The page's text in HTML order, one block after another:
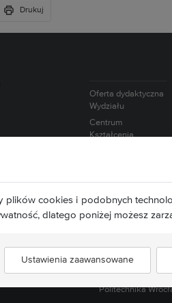
Drukuj
Oferta dydaktyczna
Wydziału
Centrum
Kształcenia
Wychowania
Fizycznego i Sportu
Politechnika
plików cookies i podobnych
dlatego poniżej możesz
Ustawienia zaawansowane